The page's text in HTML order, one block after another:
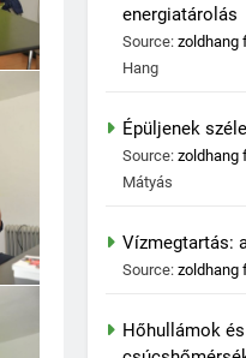
energiatárolás
Source:zoldhang
Hang
Épüljenek
Source:zoldhang
Mátyás
Vízmegtartás:
Source:zoldhang
Hőhullámok